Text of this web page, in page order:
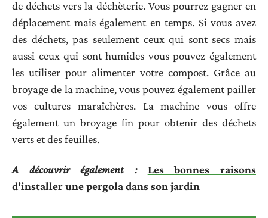
de déchets vers la déchèterie. Vous pourrez gagner en
déplacement mais également en temps. Si vous avez
des déchets, pas seulement ceux qui sont secs mais
aussi ceux qui sont humides vous pouvez également
les utiliser pour alimenter votre compost. Grâce au
broyage de la machine, vous pouvez également pailler
vos cultures maraîchères. La machine vous offre
également un broyage fin pour obtenir des déchets
verts et des feuilles.
A découvrir également :
Les bonnes raisons
d'installer une pergola dans son jardin